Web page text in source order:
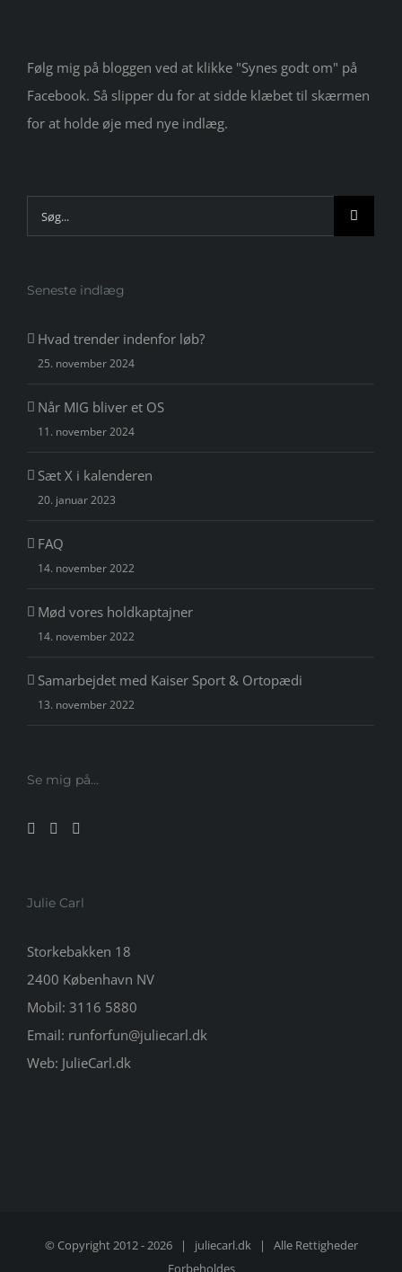
Følg mig på bloggen ved at klikke "Synes godt om" på
Facebook. Så slipper du for at sidde klæbet til skærmen
for at holde øje med nye indlæg.
Søg
efter:
Seneste indlæg
Hvad trender indenfor løb?
25. november 2024
Når MIG bliver et OS
11. november 2024
Sæt X i kalenderen
20. januar 2023
FAQ
14. november 2022
Mød vores holdkaptajner
14. november 2022
Samarbejdet med Kaiser Sport & Ortopædi
13. november 2022
Se mig på…
Julie Carl
Storkebakken 18
2400 København NV
Mobil: 3116 5880
Email: runforfun@juliecarl.dk
Web: JulieCarl.dk
© Copyright 2012 -2026 | juliecarl.dk| Alle Rettigheder
Forbeholdes